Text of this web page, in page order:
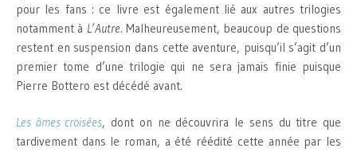
pour les fans : ce livre est également lié aux autres trilogies
notamment à L’Autre. Malheureusement, beaucoup de questions
restent en suspension dans cette aventure, puisqu’il s’agit d’un
premier tome d’une trilogie qui ne sera jamais finie puisque
Pierre Bottero est décédé avant.
Les âmes croisées, dont on ne découvrira le sens du titre que
tardivement dans le roman, a été réédité cette année par les